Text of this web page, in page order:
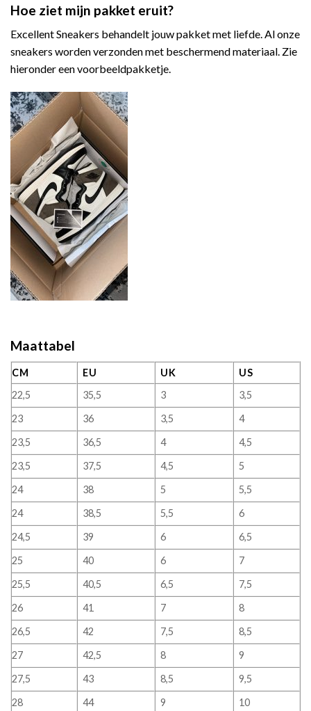
Hoe ziet mijn pakket eruit?
Excellent Sneakers behandelt jouw pakket met liefde. Al onze
sneakers worden verzonden met beschermend materiaal. Zie
hieronder een voorbeeldpakketje.
Maattabel
CM EU UK
US
22,5
35,5 3
3,5
23
36 3,5
4
23,5
36,5 4
4,5
23,5
37,5 4,5
5
24
38 5
5,5
24
38,5 5,5
6
24,5
39 6
6,5
25
40 6
7
25,5
40,5 6,5
7,5
26
41 7
8
26,5
42 7,5
8,5
27
42,5 8
9
27,5
43 8,5
9,5
28
44 9
10